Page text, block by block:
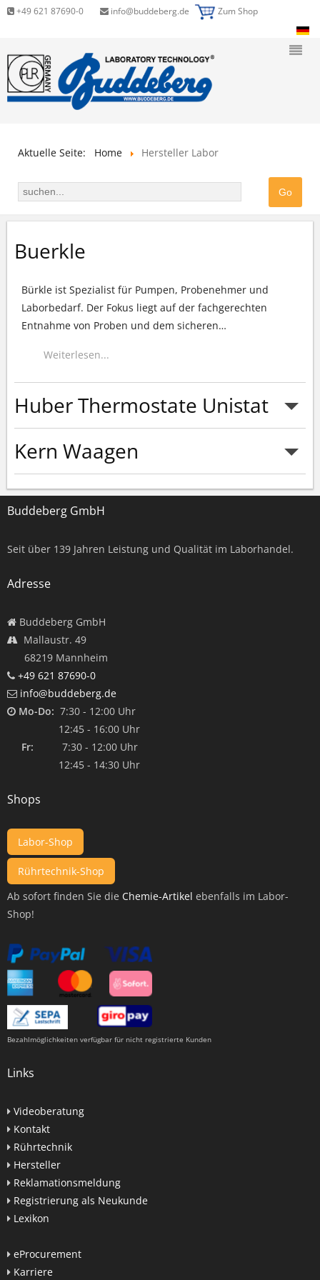
+49 621 87690-0 info@buddeberg.de Zum Shop
Aktuelle Seite: Home Hersteller Labor
Buerkle
Bürkle ist Spezialist für Pumpen, Probenehmer und
Laborbedarf. Der Fokus liegt auf der fachgerechten
Entnahme von Proben und dem sicheren…
Weiterlesen...
Huber Thermostate Unistat
Weiterlesen...
Kern Waagen
Buddeberg GmbH
Seit über 139 Jahren Leistung und Qualität im Laborhandel.
Adresse
Buddeberg GmbH
Mallaustr. 49
68219 Mannheim
+49 621 87690-0
info@buddeberg.de
Mo-Do: 7:30 - 12:00 Uhr
12:45 - 16:00 Uhr
Fr: 7:30 - 12:00 Uhr
12:45 - 14:30 Uhr
Shops
Labor-Shop
Rührtechnik-Shop
Ab sofort finden Sie die Chemie-Artikel ebenfalls im Labor-
Shop!
Bezahlmöglichkeiten verfügbar für nicht registrierte Kunden
Links
Videoberatung
Kontakt
Rührtechnik
Hersteller
Reklamationsmeldung
Registrierung als Neukunde
Lexikon
eProcurement
Karriere